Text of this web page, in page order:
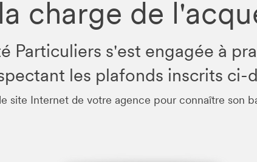
charge de
Particuliers s'est engagée à
les plafonds inscrits ci-
site Internet de votre agence pour connaître son